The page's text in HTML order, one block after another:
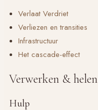
Verlaat Verdriet
Verliezen en transities
Infrastructuur
Het cascade-effect
Verwerken & helen
Hulp